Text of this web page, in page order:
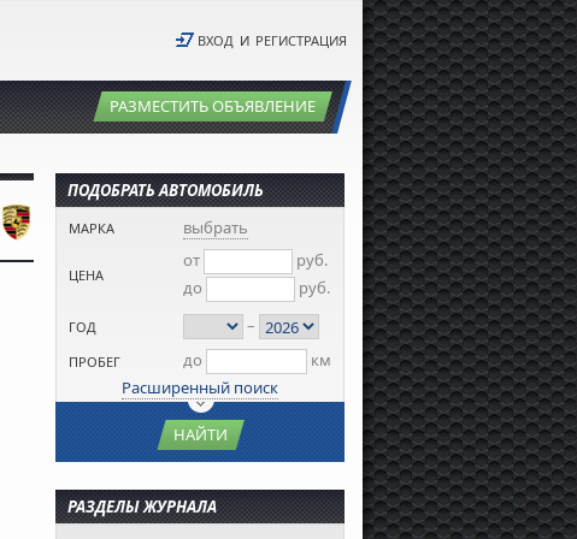
ВХОД И РЕГИСТРАЦИЯ
РАЗМЕСТИТЬ ОБЪЯВЛЕНИЕ
ПОДОБРАТЬ АВТОМОБИЛЬ
МАРКА выбрать
ЦЕНА
от
руб.
до
руб.
ГОД –
ПРОБЕГ до
км
Расширенный поиск
НАЙТИ
РАЗДЕЛЫ ЖУРНАЛА